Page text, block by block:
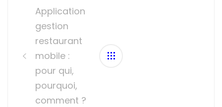
navigationApplication
gestion
restaurant
mobile :
pour qui,
pourquoi,
comment ?